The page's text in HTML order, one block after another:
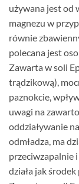
używana jest od
magnezu w
równie
polecana jest
Zawarta w soli
trądzikową),
paznokcie,
uwagi na
oddziaływanie
odmładza, ma
przeciwzapalnie
działa jak środek